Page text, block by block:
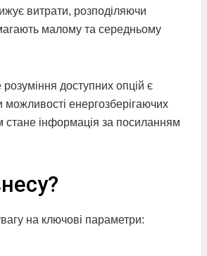
витрати, розподіляючи
малому та середньому
доступних опцій є
енергозберігаючих
інформація за посиланням
на ключові параметри: